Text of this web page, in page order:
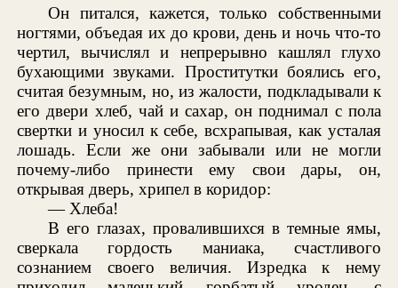
Он питался, кажется, только собственными
ногтями, объедая их до крови, день и ночь что-то
чертил, вычислял и непрерывно кашлял глухо
бухающими звуками. Проститутки боялись его,
считая безумным, но, из жалости, подкладывали к
его двери хлеб, чай и сахар, он поднимал с пола
свертки и уносил к себе, всхрапывая, как усталая
лошадь. Если же они забывали или не могли
почему-либо принести ему свои дары, он,
открывая дверь, хрипел в коридор:
— Хлеба!
В его глазах, провалившихся в темные ямы,
сверкала гордость маниака, счастливого
сознанием своего величия. Изредка к нему